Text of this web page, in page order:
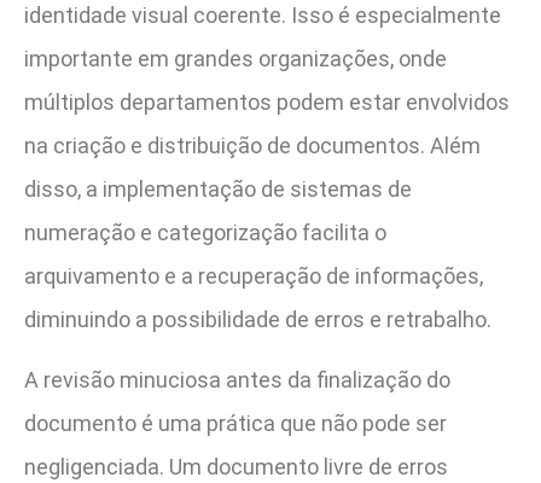
identidade visual coerente. Isso é especialmente
importante em grandes organizações, onde
múltiplos departamentos podem estar envolvidos
na criação e distribuição de documentos. Além
disso, a implementação de sistemas de
numeração e categorização facilita o
arquivamento e a recuperação de informações,
diminuindo a possibilidade de erros e retrabalho.
A revisão minuciosa antes da finalização do
documento é uma prática que não pode ser
negligenciada. Um documento livre de erros